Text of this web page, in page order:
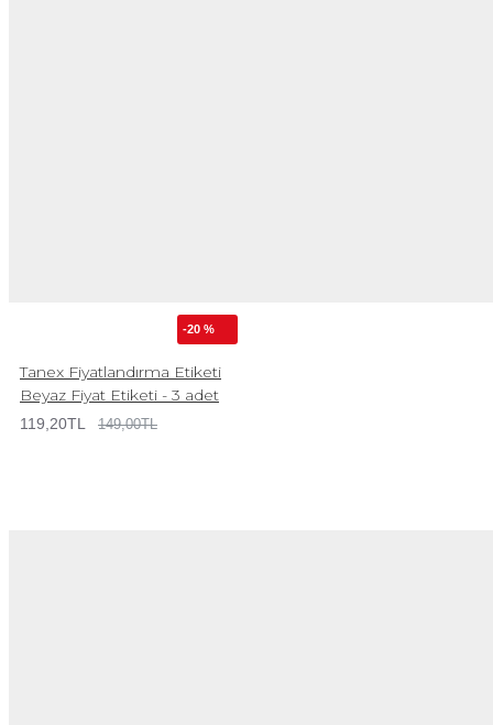
-20 %
Tanex Fiyatlandırma Etiketi
Beyaz Fiyat Etiketi - 3 adet
119,20TL 149,00TL